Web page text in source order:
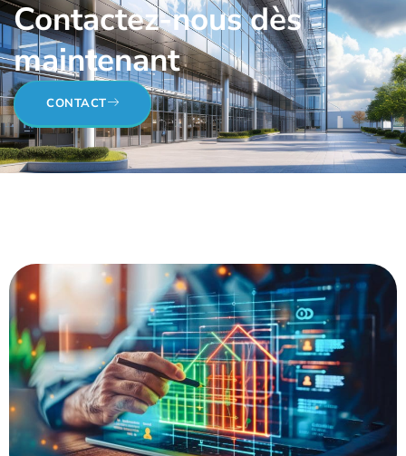
Contactez-nous dès
maintenant
CONTACT